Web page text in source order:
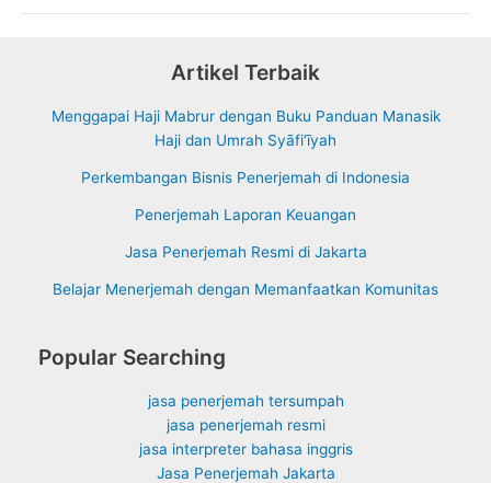
Artikel Terbaik
Menggapai Haji Mabrur dengan Buku Panduan Manasik
Haji dan Umrah Syāfi‘īyah
Perkembangan Bisnis Penerjemah di Indonesia
Penerjemah Laporan Keuangan
Jasa Penerjemah Resmi di Jakarta
Belajar Menerjemah dengan Memanfaatkan Komunitas
Popular Searching
jasa penerjemah tersumpah
jasa penerjemah resmi
jasa interpreter bahasa inggris
Jasa Penerjemah Jakarta